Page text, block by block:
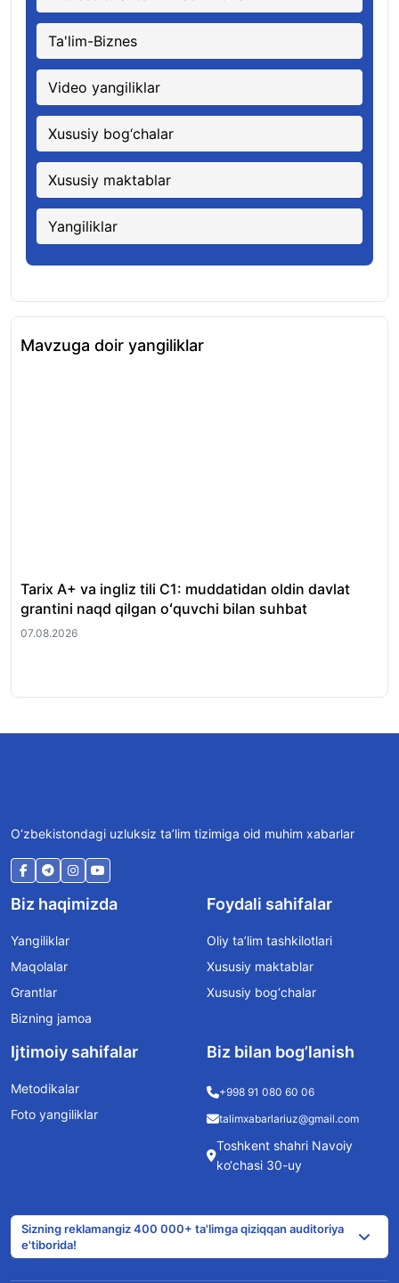
Ta'lim-Biznes
Video yangiliklar
Xususiy bog‘chalar
Xususiy maktablar
Yangiliklar
Mavzuga doir yangiliklar
Tarix A+ va ingliz tili C1: muddatidan oldin davlat
grantini naqd qilgan oʻquvchi bilan suhbat
07.08.2026
O‘zbekistondagi uzluksiz ta’lim tizimiga oid muhim xabarlar
Biz haqimizda
Yangiliklar
Maqolalar
Grantlar
Bizning jamoa
Foydali sahifalar
Oliy ta’lim tashkilotlari
Xususiy maktablar
Xususiy bog‘chalar
Ijtimoiy sahifalar
Metodikalar
Foto yangiliklar
Biz bilan bog’lanish
+998 91 080 60 06
talimxabarlariuz@gmail.com
Toshkent shahri Navoiy
ko‘chasi 30-uy
Sizning reklamangiz 400 000+ ta'limga qiziqqan auditoriya
e'tiborida!